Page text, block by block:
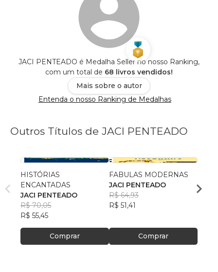
JACI PENTEADO é Medalha Seller no nosso Ranking,
com um total de 68 livros vendidos!
Mais sobre o autor
Entenda o nosso Ranking de Medalhas
Outros Títulos de JACI PENTEADO
HISTÓRIAS
ENCANTADAS
JACI PENTEADO
R$ 70,05
R$ 55,45
Comprar
FABULAS MODERNAS
JACI PENTEADO
R$ 64,93
R$ 51,41
Comprar
JACI
R$